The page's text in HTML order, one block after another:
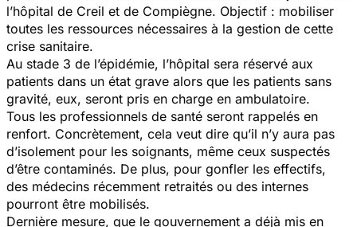
l’hôpital de Creil et de Compiègne. Objectif : mobiliser
toutes les ressources nécessaires à la gestion de cette
crise sanitaire.
Au stade 3 de l’épidémie, l’hôpital sera réservé aux
patients dans un état grave alors que les patients sans
gravité, eux, seront pris en charge en ambulatoire.
Tous les professionnels de santé seront rappelés en
renfort. Concrètement, cela veut dire qu’il n’y aura pas
d’isolement pour les soignants, même ceux suspectés
d’être contaminés. De plus, pour gonfler les effectifs,
des médecins récemment retraités ou des internes
pourront être mobilisés.
Dernière mesure, que le gouvernement a déjà mis en